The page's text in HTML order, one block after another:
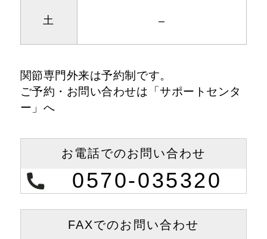
土 –
関節専門外来は予約制です。
ご予約・お問い合わせは「サポートセンタ
ー」へ
お電話での お問い合わせ
0570-035320
FAXでの お問い合わせ